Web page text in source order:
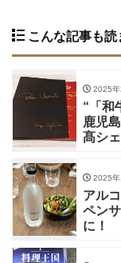
こんな記事も
2025年
“「和
鹿児
髙シ
2025年
アル
ペン
に！